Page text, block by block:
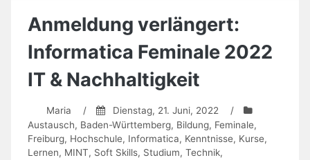
küsst
Anmeldung verlängert:
Informatica Feminale 2022
IT & Nachhaltigkeit
Maria / Dienstag, 21. Juni, 2022
/
Austausch, Baden-Württemberg, Bildung, Feminale,
Freiburg, Hochschule, Informatica, Kenntnisse, Kurse,
Lernen, MINT, Soft Skills, Studium, Technik,